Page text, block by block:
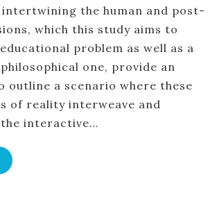
intertwining the human and post-
which this study aims to
problem as well as a
one, provide an
outline a scenario where these
of reality interweave and
interactive…